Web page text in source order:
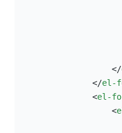
                    </
                </
el-
                <
el-
                    <